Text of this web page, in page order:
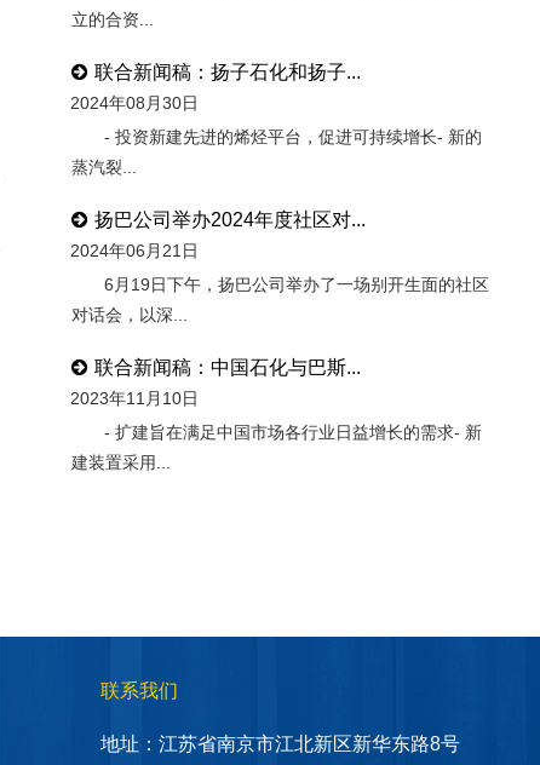
立的合资...
联合新闻稿：扬子石化和扬子...
2024年08月30日
- 投资新建先进的烯烃平台，促进可持续增长- 新的
蒸汽裂...
扬巴公司举办2024年度社区对...
2024年06月21日
6月19日下午，扬巴公司举办了一场别开生面的社区
对话会，以深...
联合新闻稿：中国石化与巴斯...
2023年11月10日
- 扩建旨在满足中国市场各行业日益增长的需求- 新
建装置采用...
联系我们
地址：江苏省南京市江北新区新华东路8号